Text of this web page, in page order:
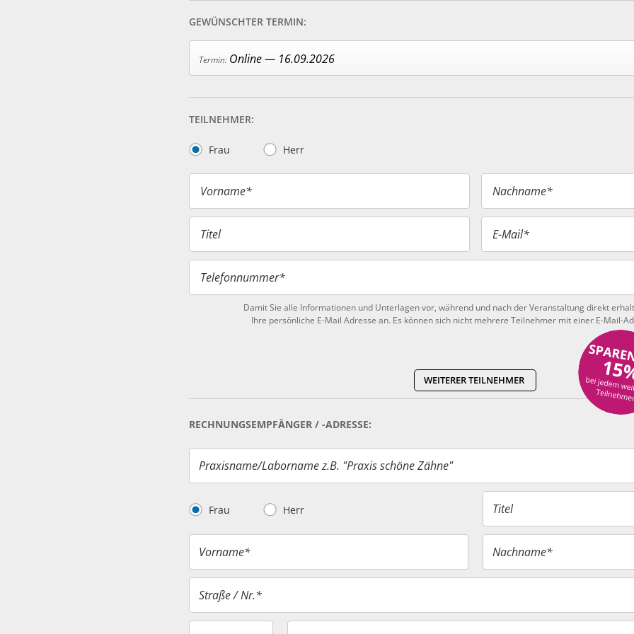
GEWÜNSCHTER TERMIN:
Online — 16.09.2026
TEILNEHMER:
Frau Herr
Vorname* Nachname*
Titel E-Mail*
Telefonnummer*
Damit Sie alle Informationen und Unterlagen vor, während und nach der Veranstaltung direkt
Ihre persönliche E-Mail Adresse an. Es können sich nicht mehrere Teilnehmer mit einer E-Mail-
WEITERER TEILNEHMER
RECHNUNGSEMPFÄNGER / -ADRESSE:
Praxisname/Laborname z.B. "Praxis schöne Zähne"
Frau Herr Titel
Vorname* Nachname*
Straße / Nr.*